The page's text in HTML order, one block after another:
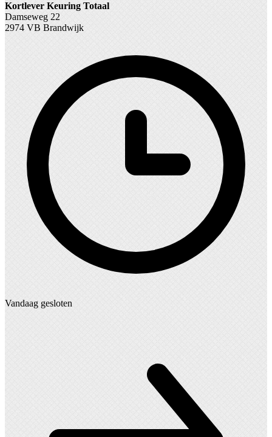
Kortlever Keuring Totaal
Damseweg 22
2974 VB Brandwijk
Vandaag gesloten